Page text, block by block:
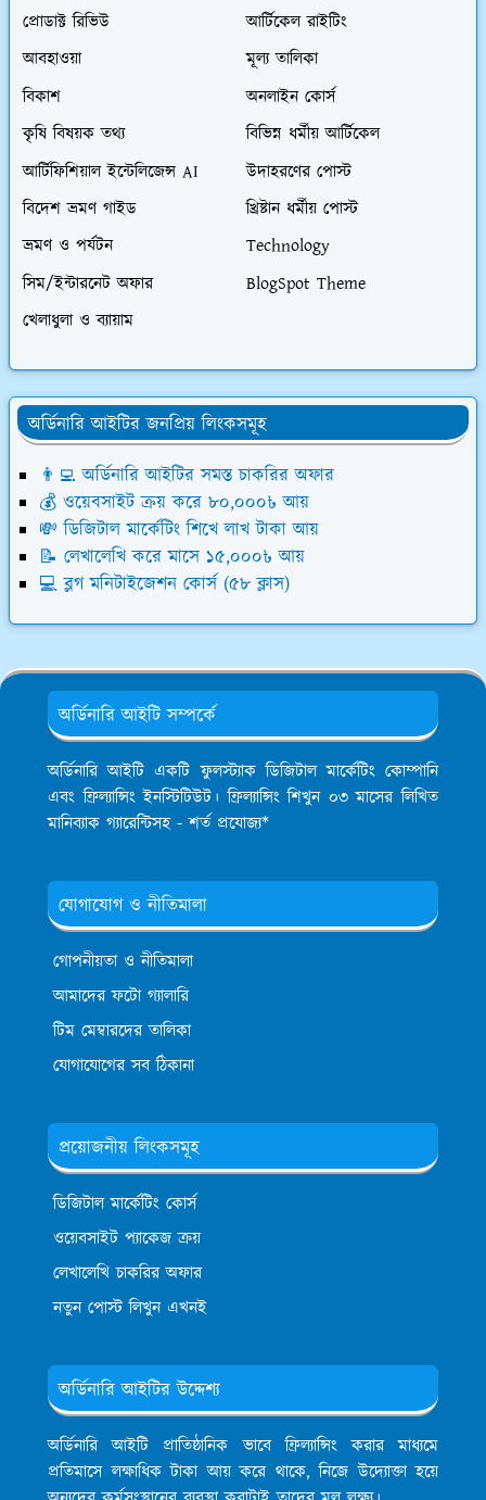
প্রোডাক্ট রিভিউ
আর্টিকেল রাইটিং
আবহাওয়া
মূল্য তালিকা
বিকাশ
অনলাইন কোর্স
কৃষি বিষয়ক তথ্য
বিভিন্ন ধর্মীয় আর্টিকেল
আর্টিফিশিয়াল ইন্টেলিজেন্স AI
উদাহরণের পোস্ট
বিদেশ ভ্রমণ গাইড
খ্রিষ্টান ধর্মীয় পোস্ট
ভ্রমণ ও পর্যটন
Technology
সিম/ইন্টারনেট অফার
BlogSpot Theme
খেলাধুলা ও ব্যায়াম
অর্ডিনারি আইটির জনপ্রিয় লিংকসমূহ
👨‍💻 অর্ডিনারি আইটির সমস্ত চাকরির অফার
💰 ওয়েবসাইট ক্রয় করে ৮০,০০০৳ আয়
💸 ডিজিটাল মার্কেটিং শিখে লাখ টাকা আয়
📝 লেখালেখি করে মাসে ১৫,০০০৳ আয়
💻 ব্লগ মনিটাইজেশন কোর্স (৫৮ ক্লাস)
অর্ডিনারি আইটি সম্পর্কে
অর্ডিনারি আইটি একটি ফুলস্ট্যাক ডিজিটাল মার্কেটিং কোম্পানি
এবং ফ্রিল্যান্সিং ইনস্টিটিউট। ফ্রিল্যান্সিং শিখুন ০৩ মাসের লিখিত
মানিব্যাক গ্যারেন্টিসহ - শর্ত প্রযোজ্য*
যোগাযোগ ও নীতিমালা
গোপনীয়তা ও নীতিমালা
আমাদের ফটো গ্যালারি
টিম মেম্বারদের তালিকা
যোগাযোগের সব ঠিকানা
প্রয়োজনীয় লিংকসমূহ
ডিজিটাল মার্কেটিং কোর্স
ওয়েবসাইট প্যাকেজ ক্রয়
লেখালেখি চাকরির অফার
নতুন পোস্ট লিখুন এখনই
অর্ডিনারি আইটির উদ্দেশ্য
অর্ডিনারি আইটি প্রাতিষ্ঠানিক ভাবে ফ্রিল্যান্সিং করার মাধ্যমে
প্রতিমাসে লক্ষাধিক টাকা আয় করে থাকে, নিজে উদ্যোক্তা হয়ে